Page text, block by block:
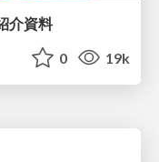
介資料
0 19k